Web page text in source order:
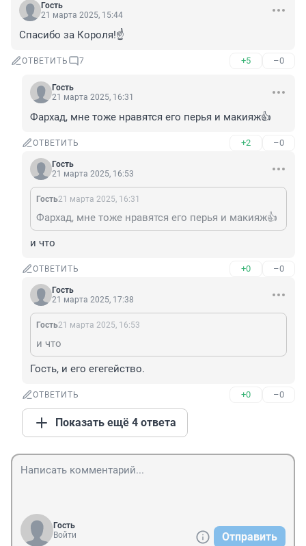
Гость
21 марта 2025, 15:44
Спасибо за Короля!☝️
ОТВЕТИТЬ 7 +5 –0
Гость
21 марта 2025, 16:31
Фархад, мне тоже нравятся его перья и макияж👍
ОТВЕТИТЬ +2 –0
Гость
21 марта 2025, 16:53
Гость21 марта 2025, 16:31
Фархад, мне тоже нравятся его перья и макияж👍
и что
ОТВЕТИТЬ +0 –0
Гость
21 марта 2025, 17:38
Гость21 марта 2025, 16:53
и что
Гость, и его егегейство.
ОТВЕТИТЬ +0 –0
Показать ещё 4 ответа
Гость
Войти
Отправить